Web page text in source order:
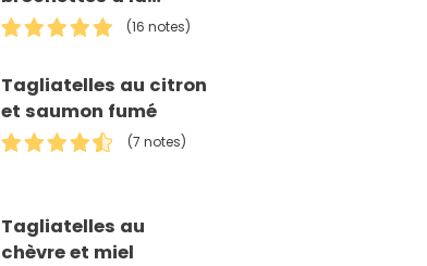
sauce moutarde(16 notes)
Tagliatelles au citron
et saumon fumé
(7 notes)
Tagliatelles au
chèvre et miel